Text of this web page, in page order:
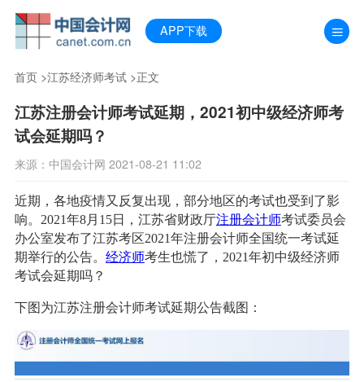
APP下载
首页>江苏经济师考试>正文
江苏注册会计师考试延期，2021初中级经济师考
试会延期吗？
来源：中国会计网 2021-08-21 11:02
近期，各地疫情又反复出现，部分地区的考试也受到了影
响。2021年8月15日，江苏省财政厅注册会计师考试委员会
办公室发布了江苏考区2021年注册会计师全国统一考试延
期举行的公告。 经济师考生也慌了，2021年初中级经济师
考试会延期吗？
下图为江苏注册会计师考试延期公告截图：